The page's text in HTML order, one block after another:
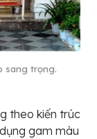
sang trọng.
theo kiến trúc
gam màu